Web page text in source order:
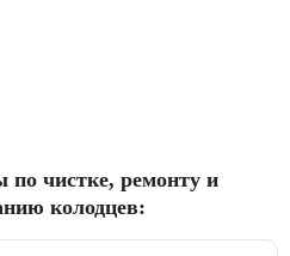
по чистке, ремонту и
колодцев: